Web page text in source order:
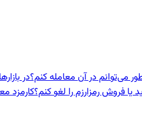
می‌توانم در آن معامله کنم؟در
فروش رمزارزم را لغو کنم؟کارمزد